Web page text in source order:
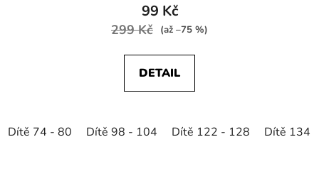
99 Kč
299 Kč (až –75 %)
DETAIL
Dítě 74 - 80 Dítě 98 - 104 Dítě 122 - 128 Dítě 134